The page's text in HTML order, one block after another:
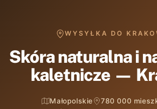
WYSYŁKA DO
Skóra naturalna i
kaletnicze —
Małopolskie
780 000